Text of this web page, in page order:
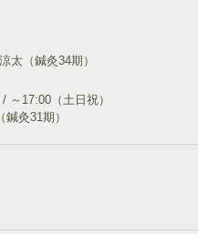
太（鍼灸34期）
～17:00（土日祝）
灸31期）